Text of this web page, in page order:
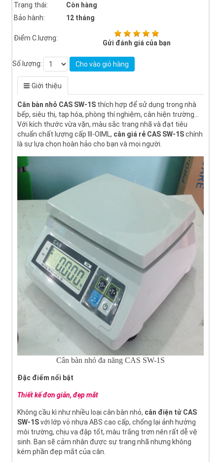
Trạng thái:
Còn hàng
Bảo hành:
12 tháng
Điểm C.lượng:
Gửi đánh giá của bạn
Số lượng: Cho vào giỏ hàng
Giới thiệu
Cân bàn nhỏ CAS SW-1S thích hợp để sử dụng trong nhà
bếp, siêu thị, tạp hóa, phòng thí nghiệm, cân hiện trường…
Với kích thước vừa vặn, màu sắc trang nhã và đạt tiêu
chuẩn chất lượng cấp III-OIML, cân giá rẻ CAS SW-1Schính
là sự lựa chọn hoàn hảo cho bạn và mọi người.
Cân bàn nhỏ đa năng CAS SW-1S
Đặc điểm nổi bật
Thiết kế đơn giản, đẹp mắt
Không cầu kì như nhiều loại cân bàn nhỏ, cân điện tử CAS
SW-1Svới lớp vỏ nhựa ABS cao cấp, chống lại ảnh hưởng
môi trường, chịu va đập tốt, màu trắng trơn nên rất dễ vệ
sinh. Bạn sẽ cảm nhận được sự trang nhã nhưng không
kém phần đẹp mắt của cân.